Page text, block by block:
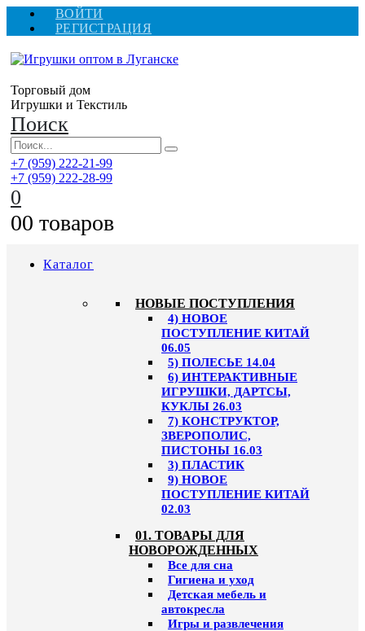
ВОЙТИ
РЕГИСТРАЦИЯ
Торговый дом
Игрушки и Текстиль
Поиск
+7 (959) 222-21-99
+7 (959) 222-28-99
0
00 товаров
Каталог
НОВЫЕ ПОСТУПЛЕНИЯ
4) НОВОЕ
ПОСТУПЛЕНИЕ КИТАЙ
06.05
5) ПОЛЕСЬЕ 14.04
6) ИНТЕРАКТИВНЫЕ
ИГРУШКИ, ДАРТСЫ,
КУКЛЫ 26.03
7) КОНСТРУКТОР,
ЗВЕРОПОЛИС,
ПИСТОНЫ 16.03
3) ПЛАСТИК
9) НОВОЕ
ПОСТУПЛЕНИЕ КИТАЙ
02.03
01. ТОВАРЫ ДЛЯ
НОВОРОЖДЕННЫХ
Все для сна
Гигиена и уход
Детская мебель и
автокресла
Игры и развлечения